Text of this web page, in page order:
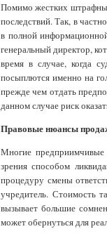
Помимо жестких
последствий. Так, в
в полной
генеральный директор,
время в случае, когда
посыплются именно на
прежде чем отдать
данном случае риск
Правовые нюансы
Многие предприимчивые
зрения способом
процедуру смены
учредитель. Стоимость
вызывает большие
может обернуться для